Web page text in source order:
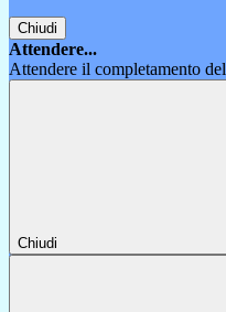
Chiudi
Attendere...
Attendere il completamento
Chiudi